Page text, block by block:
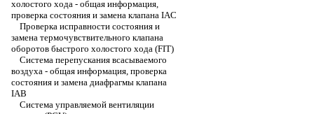
холостого хода - общая информация,
проверка состояния и замена клапана IAC
Проверка исправности состояния и
замена термочувствительного клапана
оборотов быстрого холостого хода (FIT)
Система перепускания всасываемого
воздуха - общая информация, проверка
состояния и замена диафрагмы клапана
IAB
Система управляемой вентиляции